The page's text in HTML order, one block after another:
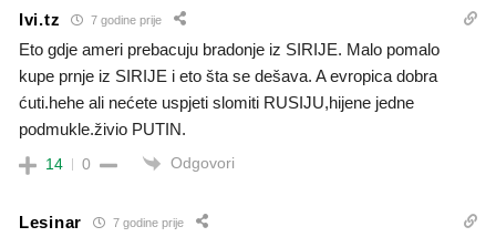
Ivi.tz 7 godine prije
Eto gdje ameri prebacuju bradonje iz SIRIJE. Malo pomalo
kupe prnje iz SIRIJE i eto šta se dešava. A evropica dobra
ćuti.hehe ali nećete uspjeti slomiti RUSIJU,hijene jedne
podmukle.živio PUTIN.
14 0 Odgovori
Lesinar 7 godine prije